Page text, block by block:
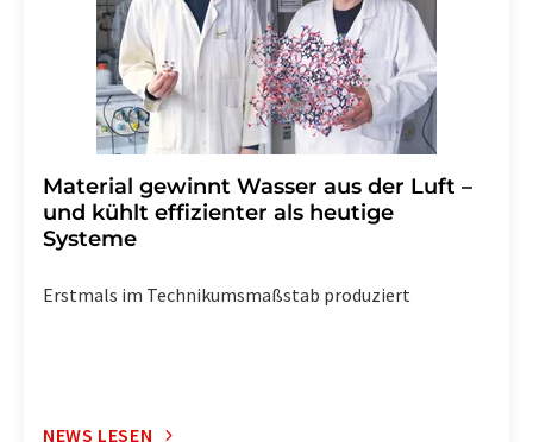
enthalten.
Material gewinnt Wasser aus der Luft –
und kühlt effizienter als heutige
Systeme
Erstmals im Technikumsmaßstab produziert
NEWS LESEN